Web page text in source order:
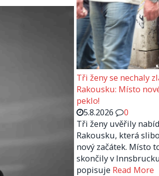
Tři ženy se nechaly
Rakousku: Místo
peklo!
5.8.2026
0
Tři ženy uvěřily
Rakousku, která
nový začátek. Místo
skončily v
popisuje Read More